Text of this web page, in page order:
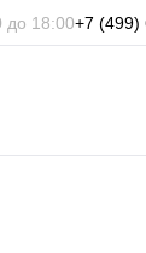
до 18:00+7 (499)